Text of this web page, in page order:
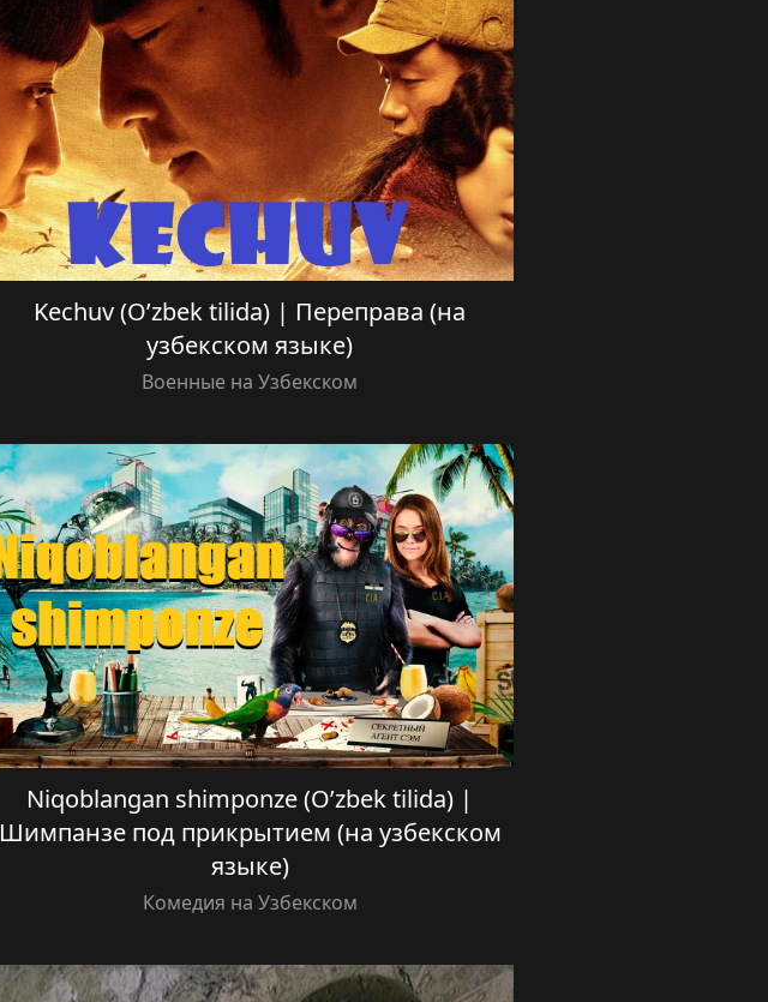
Kechuv (O’zbek tilida) | Переправа (на
узбекском языке)
Военные на Узбекском
Niqoblangan shimponze (O’zbek tilida) |
Шимпанзе под прикрытием (на узбекском
языке)
Комедия на Узбекском